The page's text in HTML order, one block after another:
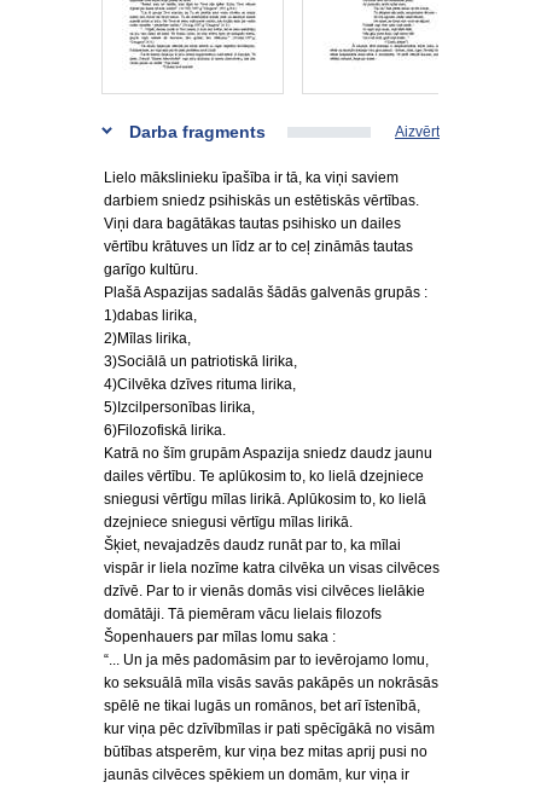
Darba fragments Aizvērt
Lielo mākslinieku īpašība ir tā, ka viņi saviem
darbiem sniedz psihiskās un estētiskās vērtības.
Viņi dara bagātākas tautas psihisko un dailes
vērtību krātuves un līdz ar to ceļ zināmās tautas
garīgo kultūru.
Plašā Aspazijas sadalās šādās galvenās grupās :
1)dabas lirika,
2)Mīlas lirika,
3)Sociālā un patriotiskā lirika,
4)Cilvēka dzīves rituma lirika,
5)Izcilpersonības lirika,
6)Filozofiskā lirika.
Katrā no šīm grupām Aspazija sniedz daudz jaunu
dailes vērtību. Te aplūkosim to, ko lielā dzejniece
sniegusi vērtīgu mīlas lirikā. Aplūkosim to, ko lielā
dzejniece sniegusi vērtīgu mīlas lirikā.
Šķiet, nevajadzēs daudz runāt par to, ka mīlai
vispār ir liela nozīme katra cilvēka un visas cilvēces
dzīvē. Par to ir vienās domās visi cilvēces lielākie
domātāji. Tā piemēram vācu lielais filozofs
Šopenhauers par mīlas lomu saka :
“... Un ja mēs padomāsim par to ievērojamo lomu,
ko seksuālā mīla visās savās pakāpēs un nokrāsās
spēlē ne tikai lugās un romānos, bet arī īstenībā,
kur viņa pēc dzīvībmīlas ir pati spēcīgākā no visām
būtības atsperēm, kur viņa bez mitas aprij pusi no
jaunās cilvēces spēkiem un domām, kur viņa ir